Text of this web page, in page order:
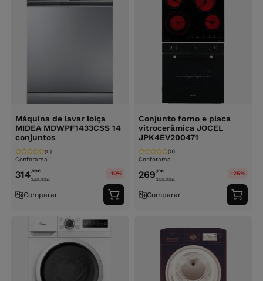
Máquina de lavar loiça
MIDEA MDWPF1433CSS 14
conjuntos
Conforama
(0)
314,99€
349.99€
-10%
Comparar
Adicionar
ao
Conjunto forno e placa
vitrocerâmica JOCEL
JPK4EV200471
Conforama
(0)
269,10€
359.99€
-25%
Comparar
ao